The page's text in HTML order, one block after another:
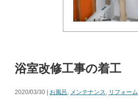
浴室改修工事の着工
2020/03/30 | お風呂, メンテナンス, リフォーム